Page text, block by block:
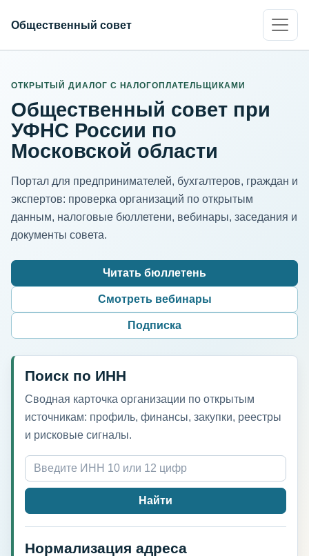
Общественный совет
ОТКРЫТЫЙ ДИАЛОГ С НАЛОГОПЛАТЕЛЬЩИКАМИ
Общественный совет при
УФНС России по
Московской области
Портал для предпринимателей, бухгалтеров, граждан и
экспертов: проверка организаций по открытым
данным, налоговые бюллетени, вебинары, заседания и
документы совета.
Читать бюллетень
Смотреть вебинары
Подписка
Поиск по ИНН
Сводная карточка организации по открытым
источникам: профиль, финансы, закупки, реестры
и рисковые сигналы.
ИНН организации
Найти
Нормализация адреса
Адрес для нормализации